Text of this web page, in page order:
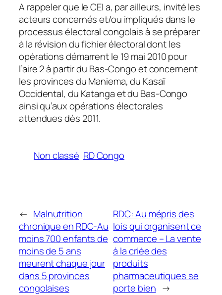
A rappeler que le CEI a, par ailleurs, invité les
acteurs concernés et/ou impliqués dans le
processus électoral congolais à se préparer
à la révision du fichier électoral dont les
opérations démarrent le 19 mai 2010 pour
l’aire 2 à partir du Bas-Congo et concernent
les provinces du Maniema, du Kasaï
Occidental, du Katanga et du Bas-Congo
ainsi qu’aux opérations électorales
attendues dès 2011.
Non classé RD Congo
← Malnutrition
chronique en RDC-Au
moins 700 enfants de
moins de 5 ans
meurent chaque jour
dans 5 provinces
congolaises
RDC: Au mépris des
lois qui organisent ce
commerce – La vente
à la criée des
produits
pharmaceutiques se
porte bien →